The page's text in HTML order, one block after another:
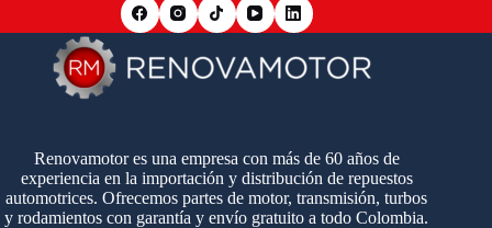
Renovamotor es una empresa con más de 60 años de
experiencia en la importación y distribución de repuestos
automotrices. Ofrecemos partes de motor, transmisión, turbos
y rodamientos con garantía y envío gratuito a todo Colombia.